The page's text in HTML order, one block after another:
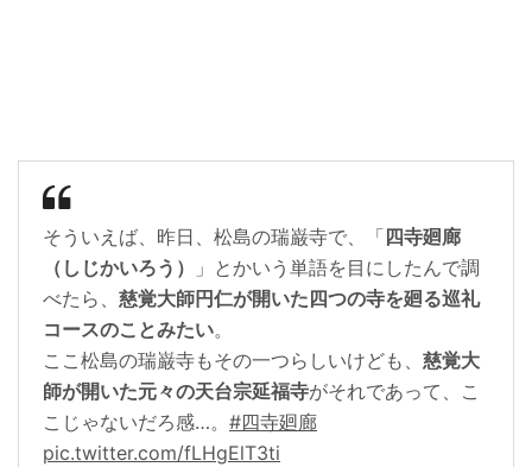
そういえば、昨日、松島の瑞巌寺で、「四寺廻廊
（しじかいろう）
」とかいう単語を目にしたんで調
べたら、 慈覚大師円仁が開いた四つの寺を廻る巡礼
コースのことみたい。
ここ松島の瑞巌寺もその一つらしいけども、 慈覚大
師が開いた元々の天台宗延福寺がそれであって、こ
こじゃないだろ感…。 #四寺廻廊
pic.twitter.com/fLHgElT3ti